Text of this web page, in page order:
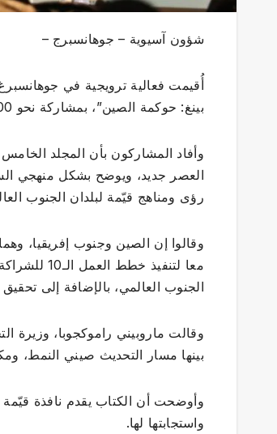
شؤون آسيوية – جوهانسبرج –
أُقيمت فعالية ترويجية في
بينغ: حوكمة الصين”، بمشاركة نحو 200 مشارك.
وأفاد المشاركون بأن المجلد
العصر جديد، ويوضح بشكل منهجي
رؤى ومناهج قيّمة لبلدان الجنوب
وقالوا إن الصين وجنوب إفريقيا،
معا
الجنوب العالمي، بالإضافة إلى
وقالت ماروبيني راموكجوبا، وزيرة
بينها مسار التحديث صيني النمط،
وأوضحت أن الكتاب يقدم نافذة قيّمة
واستجابتها لها.